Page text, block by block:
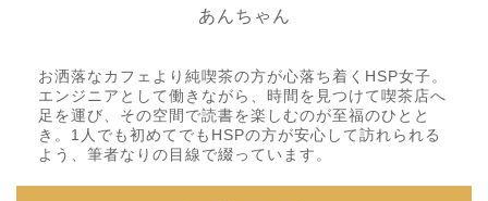
あんちゃん
お洒落なカフェより純喫茶の方が心落ち着くHSP女子。
エンジニアとして働きながら、時間を見つけて喫茶店へ
足を運び、その空間で読書を楽しむのが至福のひとと
き。1人でも初めてでもHSPの方が安心して訪れられる
よう、筆者なりの目線で綴っています。